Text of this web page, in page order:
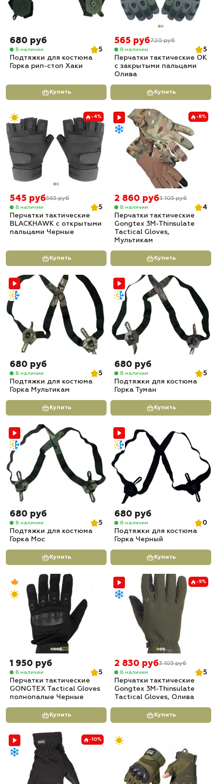
680 руб
В наличии
5
Подтяжки для костюма
Горка рип-стоп Хаки
Купить
565 руб720 руб
В наличии
5
Перчатки тактические OK
с закрытыми пальцами
Олива
Купить
-4%
545 руб565 руб
В наличии
5
Перчатки тактические
BLACKHAWK с открытыми
пальцами Черные
Купить
-8%
2 860 руб3 105 руб
В наличии
4
Перчатки тактические
Gongtex 3M-Thinsulate
Tactical Gloves,
Мультикам
Купить
680 руб
В наличии
5
Подтяжки для костюма
Горка Мультикам
Купить
680 руб
В наличии
5
Подтяжки для костюма
Горка Туман
Купить
680 руб
В наличии
5
Подтяжки для костюма
Горка Мос
Купить
680 руб
В наличии
0
Подтяжки для костюма
Горка Черный
Купить
1 950 руб
В наличии
5
Перчатки тактические
GONGTEX Tactical Gloves
полнопалые Черные
Купить
-9%
2 830 руб3 105 руб
В наличии
5
Перчатки тактические
Gongtex 3M-Thinsulate
Tactical Gloves, Олива
Купить
-10%